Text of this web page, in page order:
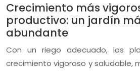
Crecimiento más
productivo: un jardín
abundante
Con un riego adecuado, las
crecimiento vigoroso y saludable,